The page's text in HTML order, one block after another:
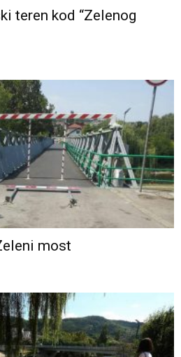
teren kod “Zelenog
most